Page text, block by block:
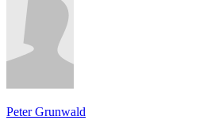
Peter Grunwald